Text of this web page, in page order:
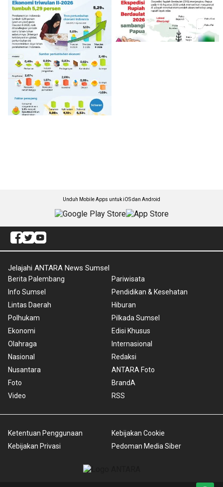
Unduh Mobile Apps untuk iOS dan Android
Jelajahi ANTARA News Sumsel
Berita Palembang
Info Sumsel
Lintas Daerah
Polhukam
Ekonomi
Olahraga
Nasional
Nusantara
Foto
Video
Pariwisata
Pendidikan & Kesehatan
Hiburan
Pilkada Sumsel
Edisi Khusus
Internasional
Redaksi
ANTARA Foto
BrandA
RSS
Ketentuan Penggunaan
Kebijakan Privasi
Kebijakan Cookie
Pedoman Media Siber